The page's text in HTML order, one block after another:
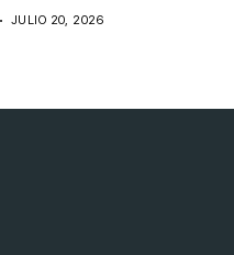
JULIO 20, 2026